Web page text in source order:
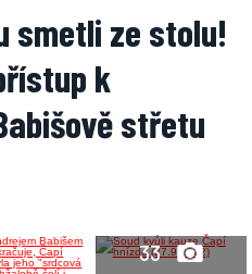
smetli ze stolu!
k
střetu
33